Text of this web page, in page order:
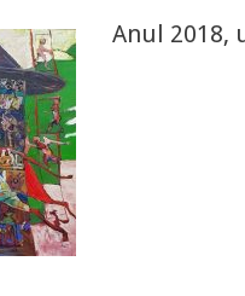
Anul 2018,